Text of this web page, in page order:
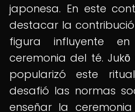
japonesa. En este
destacar la
figura influyente
ceremonia del té.
popularizó este
desafió las normas
enseñar la